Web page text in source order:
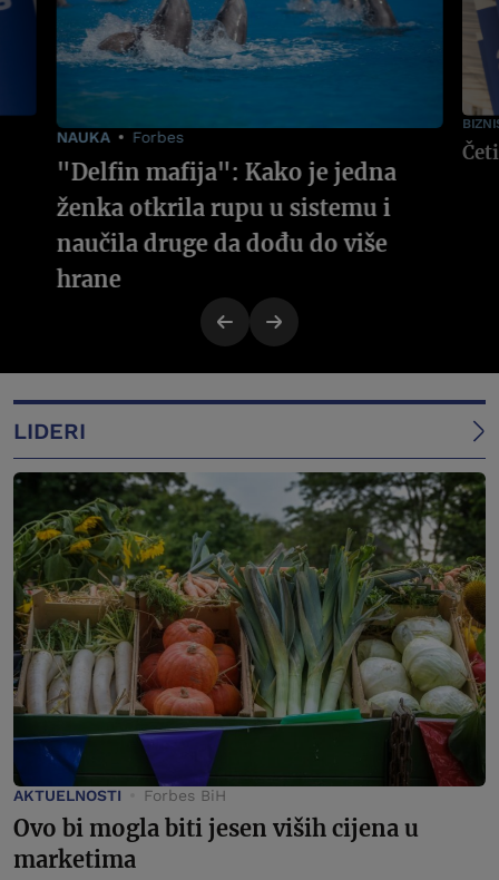
NAUKA Forbes
"Delfin mafija": Kako je jedna
ženka otkrila rupu u sistemu i
naučila druge da dođu do više
hrane
LIDERI
AKTUELNOSTI Forbes BiH
Ovo bi mogla biti jesen viših cijena u
marketima